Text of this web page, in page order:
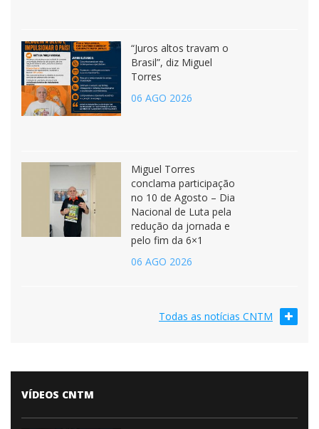
“Juros altos travam o
Brasil”, diz Miguel
Torres
06 AGO 2026
Miguel Torres
conclama participação
no 10 de Agosto – Dia
Nacional de Luta pela
redução da jornada e
pelo fim da 6×1
06 AGO 2026
Todas as notícias CNTM
VÍDEOS CNTM